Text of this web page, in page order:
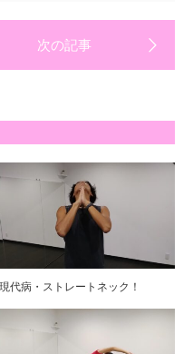
現代病・ストレートネック！